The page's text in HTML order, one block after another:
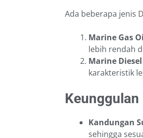
Ada beberapa jenis
Marine Gas
lebih rendah
Marine
karakteristik
Keunggulan
Kandungan
sehingga